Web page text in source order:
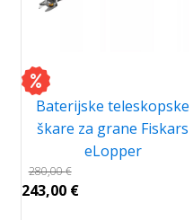
Baterijske teleskopske
škare za grane Fiskars
eLopper
280,00€
243,00 €